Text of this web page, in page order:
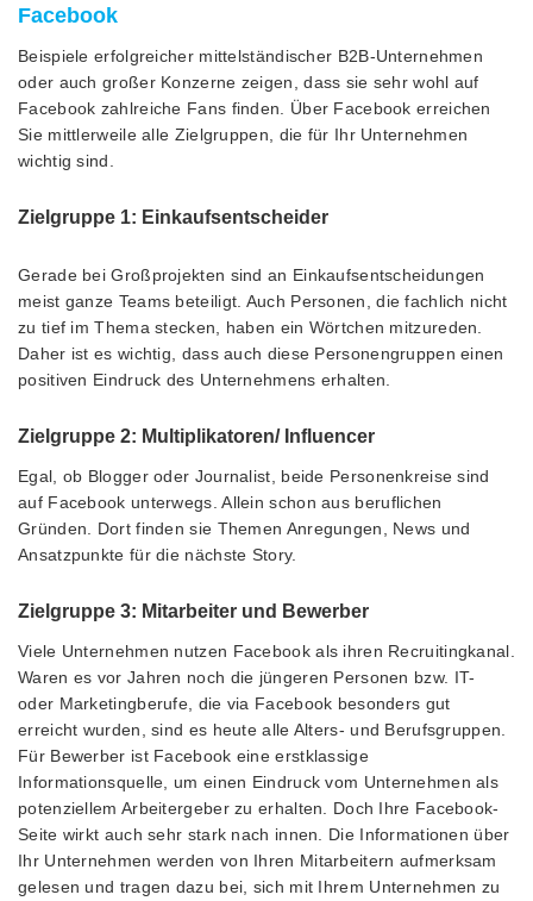
Facebook
Beispiele erfolgreicher mittelständischer B2B-Unternehmen
oder auch großer Konzerne zeigen, dass sie sehr wohl auf
Facebook zahlreiche Fans finden. Über Facebook erreichen
Sie mittlerweile alle Zielgruppen, die für Ihr Unternehmen
wichtig sind.
Zielgruppe 1: Einkaufsentscheider
Gerade bei Großprojekten sind an Einkaufsentscheidungen
meist ganze Teams beteiligt. Auch Personen, die fachlich nicht
zu tief im Thema stecken, haben ein Wörtchen mitzureden.
Daher ist es wichtig, dass auch diese Personengruppen einen
positiven Eindruck des Unternehmens erhalten.
Zielgruppe 2: Multiplikatoren/ Influencer
Egal, ob Blogger oder Journalist, beide Personenkreise sind
auf Facebook unterwegs. Allein schon aus beruflichen
Gründen. Dort finden sie Themen Anregungen, News und
Ansatzpunkte für die nächste Story.
Zielgruppe 3: Mitarbeiter und Bewerber
Viele Unternehmen nutzen Facebook als ihren Recruitingkanal.
Waren es vor Jahren noch die jüngeren Personen bzw. IT-
oder Marketingberufe, die via Facebook besonders gut
erreicht wurden, sind es heute alle Alters- und Berufsgruppen.
Für Bewerber ist Facebook eine erstklassige
Informationsquelle, um einen Eindruck vom Unternehmen als
potenziellem Arbeitergeber zu erhalten. Doch Ihre Facebook-
Seite wirkt auch sehr stark nach innen. Die Informationen über
Ihr Unternehmen werden von Ihren Mitarbeitern aufmerksam
gelesen und tragen dazu bei, sich mit Ihrem Unternehmen zu